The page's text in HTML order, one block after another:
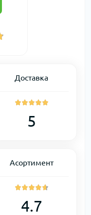
Доставка
5
Асортимент
4.7